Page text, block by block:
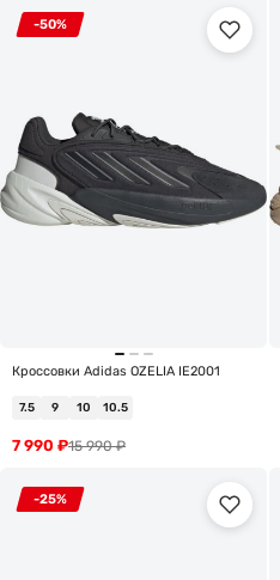
-50%
Кроссовки Adidas OZELIA IE2001
7.5 9 10 10.5
15 990₽
7 990 ₽
-25%